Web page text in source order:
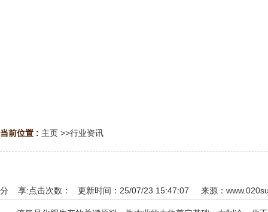
当前位置 : 主页 >>行业资讯
点击次数： 更新时间：25/07/23 15:47:07 来源：
分 享: